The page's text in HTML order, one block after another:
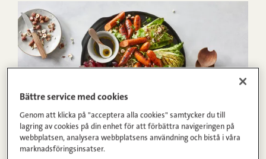
20min 3 Lätt
1
Bättre service med cookies
Genom att klicka på "acceptera alla cookies" samtycker du till
lagring av cookies på din enhet för att förbättra navigeringen på
webbplatsen, analysera webbplatsens användning och bistå i våra
marknadsföringsinsatser.